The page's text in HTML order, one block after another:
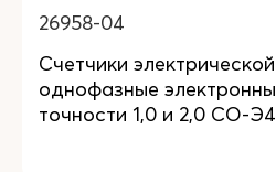
26958-04
Счетчики
однофазные
точности 1,0 и 2,0 СО-